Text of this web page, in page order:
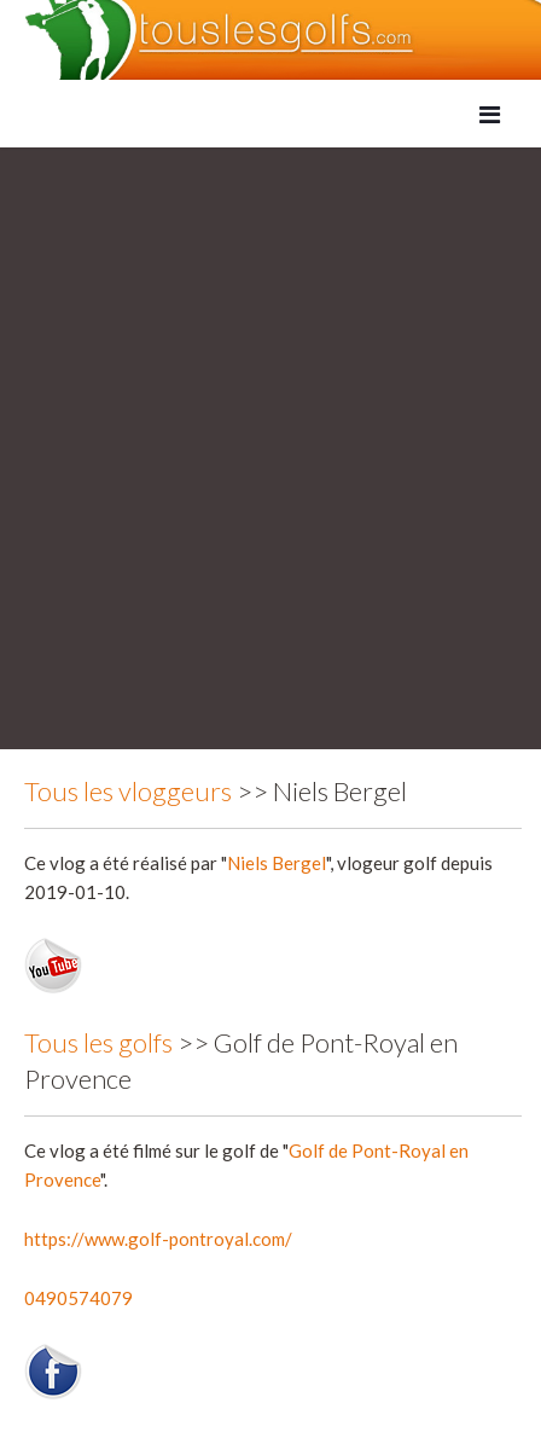
Tous les vloggeurs >> Niels Bergel
Ce vlog a été réalisé par "Niels Bergel", vlogeur golf depuis
2019-01-10.
Tous les golfs >> Golf de Pont-Royal en
Provence
Ce vlog a été filmé sur le golf de "Golf de Pont-Royal en
Provence".
https://www.golf-pontroyal.com/
0490574079